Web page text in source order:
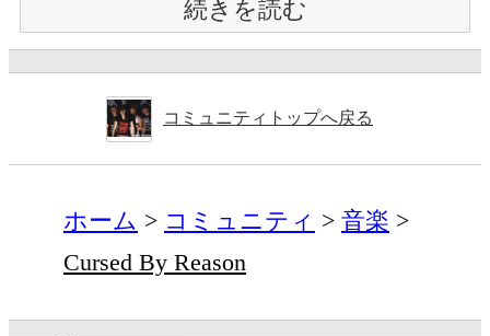
続きを読む
コミュニティトップへ戻る
ホーム コミュニティ
音楽
Cursed By Reason